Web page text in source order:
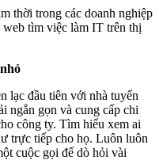
thời trong các doanh nghiệp
web tìm việc làm IT trên thị
lạc đầu tiên với nhà tuyển
ngắn gọn và cung cấp chi
công ty. Tìm hiểu xem ai
trực tiếp cho họ. Luôn luôn
cuộc gọi để dò hỏi vài